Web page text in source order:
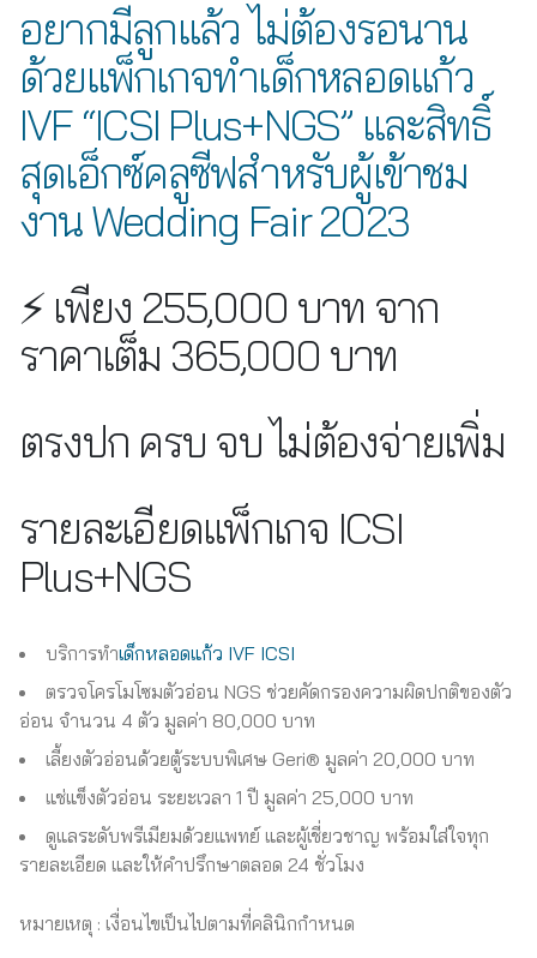
อยากมีลูกแล้ว ไม่ต้องรอนาน
ด้วยแพ็กเกจทำเด็กหลอดแก้ว
IVF “ICSI Plus+NGS” และสิทธิ์
สุดเอ็กซ์คลูซีฟสำหรับผู้เข้าชม
งาน Wedding Fair 2023
⚡️ เพียง 255,000 บาท จาก
ราคาเต็ม 365,000 บาท
ตรงปก ครบ จบ ไม่ต้องจ่ายเพิ่ม
รายละเอียดแพ็กเกจ ICSI
Plus+NGS
บริการทำเด็กหลอดแก้ว IVF ICSI
ตรวจโครโมโซมตัวอ่อน NGS ช่วยคัดกรองความผิดปกติของตัว
อ่อน จำนวน 4 ตัว มูลค่า 80,000 บาท
เลี้ยงตัวอ่อนด้วยตู้ระบบพิเศษ Geri® มูลค่า 20,000 บาท
แช่แข็งตัวอ่อน ระยะเวลา 1 ปี มูลค่า 25,000 บาท
ดูแลระดับพรีเมียมด้วยแพทย์ และผู้เชี่ยวชาญ พร้อมใส่ใจทุก
รายละเอียด และให้คำปรึกษาตลอด 24 ชั่วโมง
หมายเหตุ : เงื่อนไขเป็นไปตามที่คลินิกกำหนด